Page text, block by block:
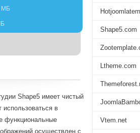
МБ
Shape5 имеет чистый
в
функциональные
осуществлен с
Shape5.com
Ltheme.com
Vtem.net